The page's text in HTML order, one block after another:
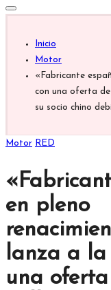
Inicio
Motor
«Fabricante
con una oferta
su socio chino
Publicada
Motor RED
en pleno
lanza a la
una